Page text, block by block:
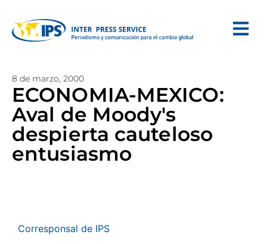
8 de marzo, 2000
ECONOMIA-MEXICO:
Aval de Moody's
despierta cauteloso
entusiasmo
Corresponsal de IPS